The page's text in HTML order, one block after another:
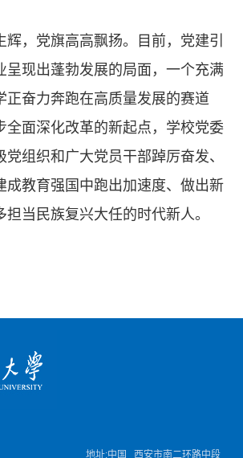
辉，党旗高高飘扬。目前，党建引
呈现出蓬勃发展的局面，一个充满
正奋力奔跑在高质量发展的赛道
全面深化改革的新起点，学校党委
组织和广大党员干部踔厉奋发、
成教育强国中跑出加速度、做出新
担当民族复兴大任的时代新人。
地址:中国 西安市南二环路中段